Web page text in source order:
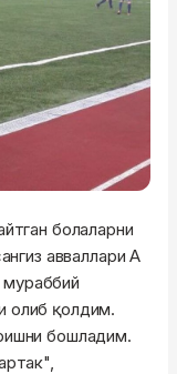
болаларни
авваллари А
мураббий
олиб қолдим.
бошладим.